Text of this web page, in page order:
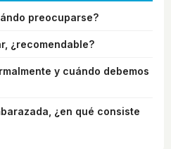
preocuparse?
¿recomendable?
y cuándo debemos
¿en qué consiste